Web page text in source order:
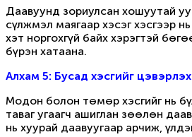
Даавуунд зориулсан хошуутай
сүлжмэл маягаар хэсэг хэсгээр
хэт норгохгүй байх хэрэгтэй
бүрэн хатаана.
Алхам 5: Бусад хэсгийг цэвэрлэх
Модон болон төмөр хэсгийг нь
таваг угаагч ашиглан зөөлөн
нь хуурай даавуугаар арчиж,